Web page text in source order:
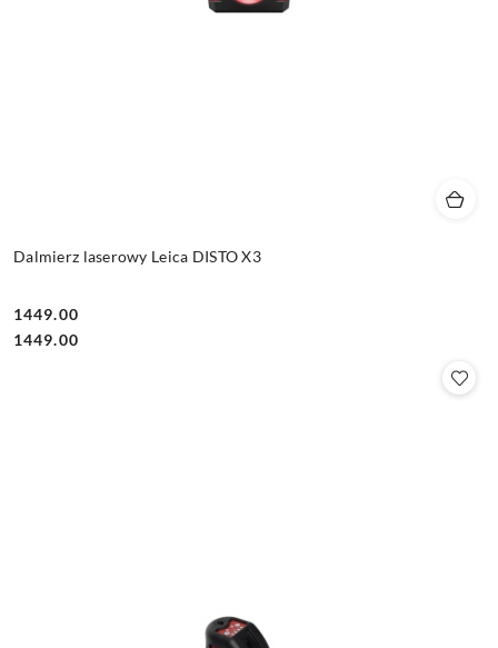
Dalmierz laserowy Leica DISTO X3
Cena:
1449.00
Cena:
1449.00